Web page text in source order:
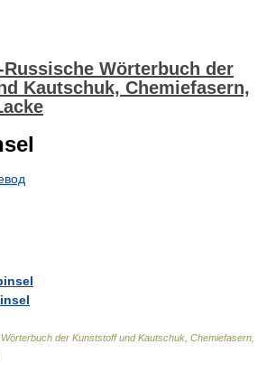
Russische Wörterbuch der
Kautschuk, Chemiefasern,
der Kunststoff und Kautschuk, Chemiefasern,